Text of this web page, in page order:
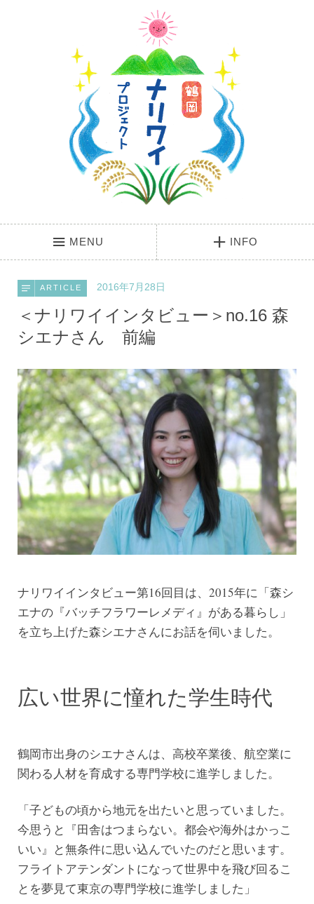
MENU INFO
ARTICLE 2016年7月28日
＜ナリワイインタビュー＞no.16 森
シエナさん 前編
ナリワイインタビュー第16回目は、2015年に「森シ
エナの『バッチフラワーレメディ』がある暮らし」
を立ち上げた森シエナさんにお話を伺いました。
広い世界に憧れた学生時代
鶴岡市出身のシエナさんは、高校卒業後、航空業に
関わる人材を育成する専門学校に進学しました。
「子どもの頃から地元を出たいと思っていました。
今思うと『田舎はつまらない。都会や海外はかっこ
いい』と無条件に思い込んでいたのだと思います。
フライトアテンダントになって世界中を飛び回るこ
とを夢見て東京の専門学校に進学しました」